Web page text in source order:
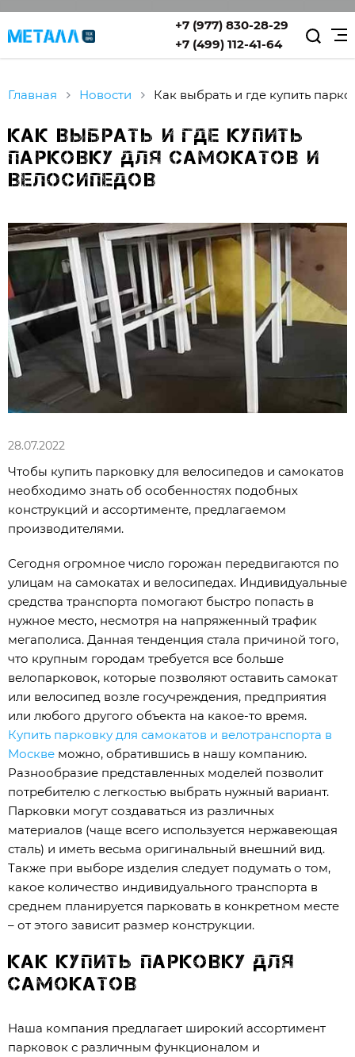
+7 (977) 830-28-29
+7 (499) 112-41-64
Главная Новости Как выбрать и где купить
Как выбрать и где купить
парковку для самокатов и
велосипедов
28.07.2022
Чтобы купить парковку для велосипедов и самокатов
необходимо знать об особенностях подобных
конструкций и ассортименте, предлагаемом
производителями.
Сегодня огромное число горожан передвигаются по
улицам на самокатах и велосипедах. Индивидуальные
средства транспорта помогают быстро попасть в
нужное место, несмотря на напряженный трафик
мегаполиса. Данная тенденция стала причиной того,
что крупным городам требуется все больше
велопарковок, которые позволяют оставить самокат
или велосипед возле госучреждения, предприятия
или любого другого объекта на какое-то время.
Купить парковку для самокатов и велотранспорта в
Москве можно, обратившись в нашу компанию.
Разнообразие представленных моделей позволит
потребителю с легкостью выбрать нужный вариант.
Парковки могут создаваться из различных
материалов (чаще всего используется нержавеющая
сталь) и иметь весьма оригинальный внешний вид.
Также при выборе изделия следует подумать о том,
какое количество индивидуального транспорта в
среднем планируется парковать в конкретном месте
– от этого зависит размер конструкции.
Как купить парковку для
самокатов
Наша компания предлагает широкий ассортимент
парковок с различным функционалом и